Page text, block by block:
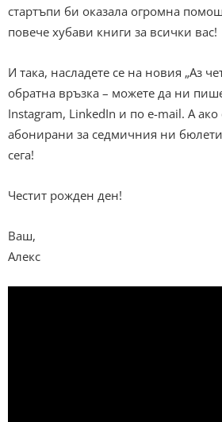
стартъпи би оказала огромна
повече хубави книги за всички вас!
И така, насладете се на новия „Аз
обратна връзка – можете да ни
Instagram, LinkedIn и по e-mail. А ако
абонирани за седмичния ни
сега!
Честит рожден ден!
Ваш,
Алекс